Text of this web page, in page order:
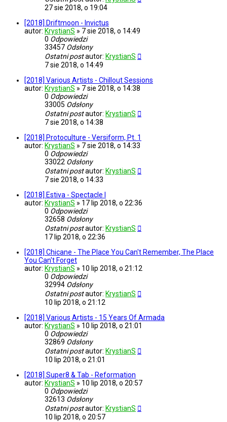
27 sie 2018, o 19:04
[2018] Driftmoon - Invictus
autor: KrystianS » 7 sie 2018, o 14:49
0 Odpowiedzi
33457 Odsłony
Ostatni postautor: KrystianS
7 sie 2018, o 14:49
[2018] Various Artists - Chillout Sessions
autor: KrystianS » 7 sie 2018, o 14:38
0 Odpowiedzi
33005 Odsłony
Ostatni postautor: KrystianS
7 sie 2018, o 14:38
[2018] Protoculture - Versiform, Pt. 1
autor: KrystianS » 7 sie 2018, o 14:33
0 Odpowiedzi
33022 Odsłony
Ostatni postautor: KrystianS
7 sie 2018, o 14:33
[2018] Estiva - Spectacle I
autor: KrystianS » 17 lip 2018, o 22:36
0 Odpowiedzi
32658 Odsłony
Ostatni postautor: KrystianS
17 lip 2018, o 22:36
[2018] Chicane - The Place You Can't Remember, The Place
You Can't Forget
autor: KrystianS » 10 lip 2018, o 21:12
0 Odpowiedzi
32994 Odsłony
Ostatni postautor: KrystianS
10 lip 2018, o 21:12
[2018] Various Artists - 15 Years Of Armada
autor: KrystianS » 10 lip 2018, o 21:01
0 Odpowiedzi
32869 Odsłony
Ostatni postautor: KrystianS
10 lip 2018, o 21:01
[2018] Super8 & Tab - Reformation
autor: KrystianS » 10 lip 2018, o 20:57
0 Odpowiedzi
32613 Odsłony
Ostatni postautor: KrystianS
10 lip 2018, o 20:57